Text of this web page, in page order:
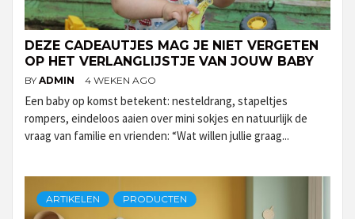
DEZE CADEAUTJES MAG JE NIET VERGETEN
OP HET VERLANGLIJSTJE VAN JOUW BABY
BY ADMIN 4 WEKEN AGO
Een baby op komst betekent: nesteldrang, stapeltjes
rompers, eindeloos aaien over mini sokjes en natuurlijk de
vraag van familie en vrienden: “Wat willen jullie graag...
ARTIKELEN PRODUCTEN